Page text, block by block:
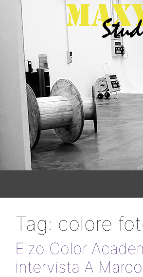
Tag: colore
Eizo Color
intervista A